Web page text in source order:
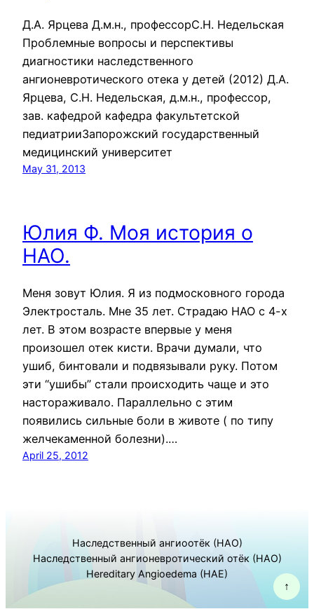
Д.А. Ярцева Д.м.н., профессорС.Н. Недельская
Проблемные вопросы и перспективы
диагностики наследственного
ангионевротического отека у детей (2012) Д.А.
Ярцева, С.Н. Недельская, д.м.н., профессор,
зав. кафедрой кафедра факультетской
педиатрииЗапорожский государственный
медицинский университет
May 31, 2013
Юлия Ф. Моя история о
НАО.
Меня зовут Юлия. Я из подмосковного города
Электросталь. Мне 35 лет. Страдаю НАО с 4-х
лет. В этом возрасте впервые у меня
произошел отек кисти. Врачи думали, что
ушиб, бинтовали и подвязывали руку. Потом
эти “ушибы” стали происходить чаще и это
настораживало. Параллельно с этим
появились сильные боли в животе ( по типу
желчекаменной болезни).…
April 25, 2012
Наследственный ангиоотёк (НАО)
Наследственный ангионевротический отёк (НАО)
Hereditary Angioedema (HAE)
↑